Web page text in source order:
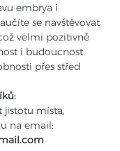
embrya i
se navštěvovat
velmi pozitivně
i budoucnost.
přes střed
jistotu místa,
na email: